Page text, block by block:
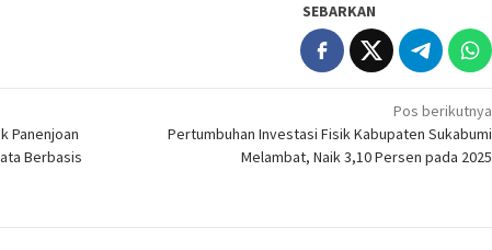
SEBARKAN
Panenjoan
Berbasis
Pos berikutnya
Pertumbuhan Investasi Fisik Kabupaten Sukabumi
Melambat, Naik 3,10 Persen pada 2025